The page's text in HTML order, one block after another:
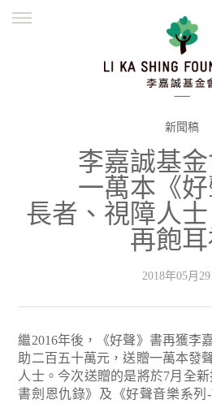
並肩同行
繁體
新聞稿
李嘉誠基
一萬本《
長者、視障人
再飽
2018年05月29
繼2016年後，《好聲》書再獲李
助二百五十萬元，送贈一萬本發
人士。今次送贈的是將於7月全
書劍恩仇錄》及《好聲音樂系列